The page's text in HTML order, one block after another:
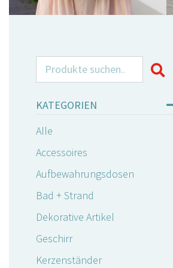
Search for:
KATEGORIEN
Alle
Accessoires
Aufbewahrungsdosen
Bad + Strand
Dekorative Artikel
Geschirr
Kerzenständer